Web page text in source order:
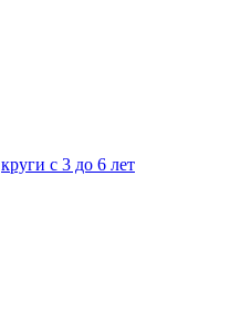
круги c 3 до 6 лет